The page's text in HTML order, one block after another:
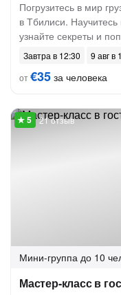
Погрузитесь в мир
в Тбилиси. Научитесь
узнайте секреты и
Завтра в 12:30
9 авг в
от€35 за человека
21 отзыв
Мини-группа до 10
Мастер-класс в